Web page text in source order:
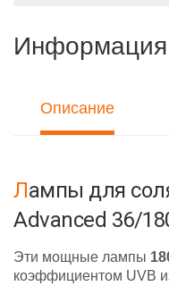
Информация
Описание
Лампы для солярия Lightvintage
Advanced 36/
Эти мощные лампы
коэффициентом UVB